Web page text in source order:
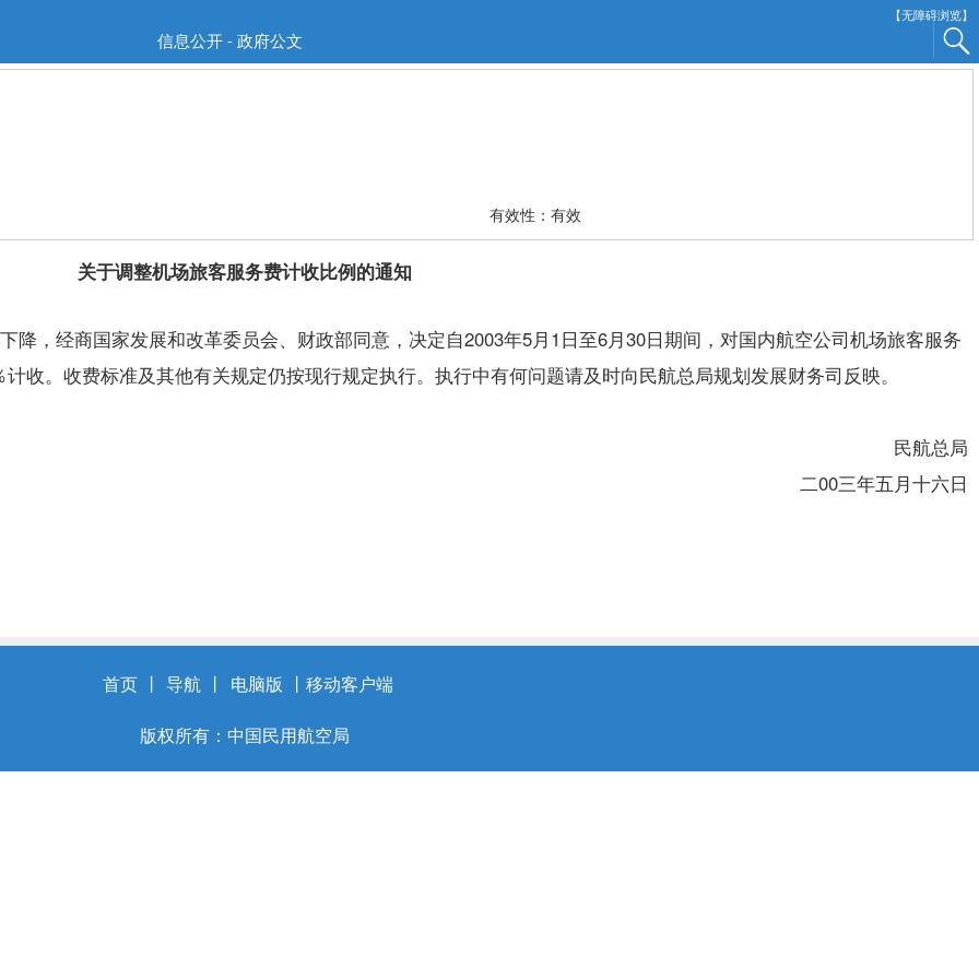
【无障碍浏览】
信息公开 - 政府公文
有效性：有效
关于调整机场旅客服务费计收比例的通知
，经商国家发展和改革委员会、财政部同意，决定自2003年5月1日至6月30日期间，对国内航空公司机场旅客服务
收。收费标准及其他有关规定仍按现行规定执行。执行中有何问题请及时向民航总局规划发展财务司反映。
民航总局
二00三年五月十六日
首页 丨 导航 丨 电脑版 丨 移动客户端
版权所有：中国民用航空局